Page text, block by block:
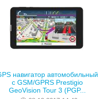
навигатор автомобильный
с GSM/GPRS Prestigio
GeoVision Tour 3 (PGP...